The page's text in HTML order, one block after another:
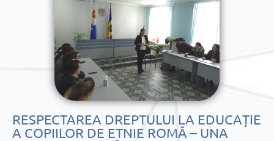
RESPECTAREA DREPTULUI LA EDUCAȚIE
A COPIILOR DE ETNIE ROMĂ – UNA